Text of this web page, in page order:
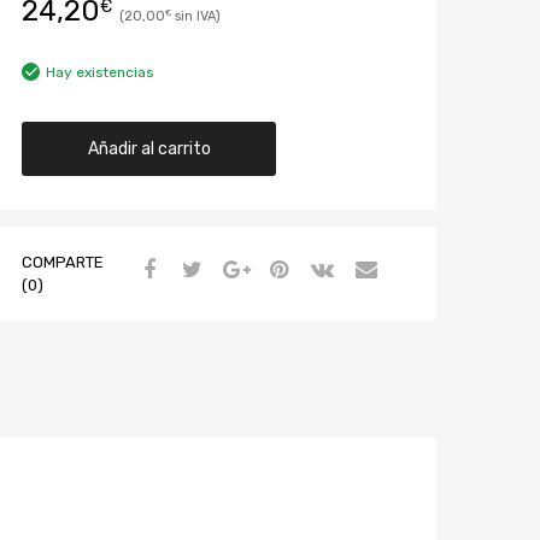
24,20€ 20,00€
Hay existencias
Añadir al carrito
COMPARTE
(0)